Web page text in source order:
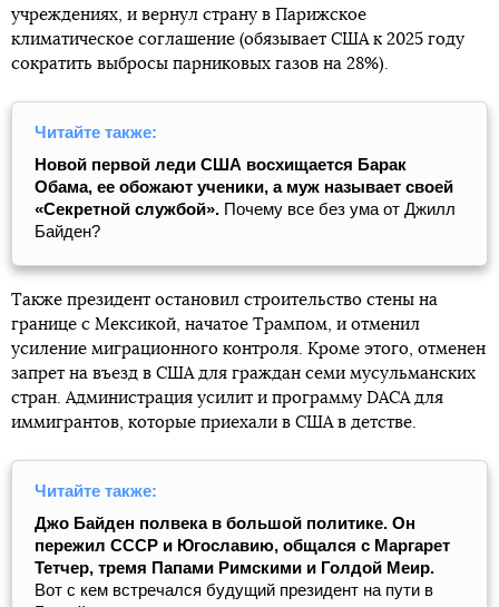
учреждениях, и вернул страну в Парижское
климатическое соглашение (обязывает США к 2025 году
сократить выбросы парниковых газов на 28%).
Читайте также:
Новой первой леди США восхищается Барак
Обама, ее обожают ученики, а муж называет своей
«Секретной службой». Почему все без ума от Джилл
Байден?
Также президент остановил строительство стены на
границе с Мексикой, начатое Трампом, и отменил
усиление миграционного контроля. Кроме этого, отменен
запрет на въезд в США для граждан семи мусульманских
стран. Администрация усилит и программу DACA для
иммигрантов, которые приехали в США в детстве.
Читайте также:
Джо Байден полвека в большой политике. Он
пережил СССР и Югославию, общался с Маргарет
Тетчер, тремя Папами Римскими и Голдой Меир.
Вот с кем встречался будущий президент на пути в